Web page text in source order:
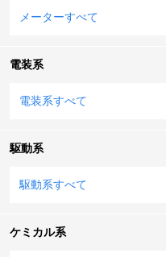
メーターすべて
電装系
電装系すべて
駆動系
駆動系すべて
ケミカル系